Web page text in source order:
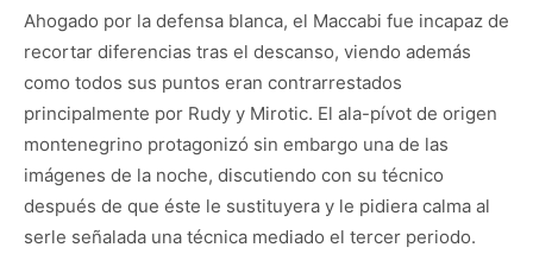
Ahogado por la defensa blanca, el Maccabi fue incapaz de
recortar diferencias tras el descanso, viendo además
como todos sus puntos eran contrarrestados
principalmente por Rudy y Mirotic. El ala-pívot de origen
montenegrino protagonizó sin embargo una de las
imágenes de la noche, discutiendo con su técnico
después de que éste le sustituyera y le pidiera calma al
serle señalada una técnica mediado el tercer periodo.